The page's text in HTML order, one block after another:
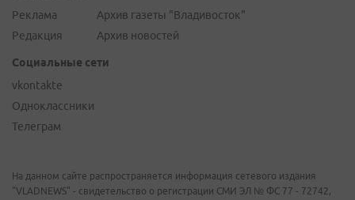
Реклама
Редакция
Архив газеты "Владивосток"
Архив новостей
Социальные сети
vkontakte
Одноклассники
Телеграм
На данном сайте распространяется информация сетевого издания
"VLADNEWS" - свидетельство о регистрации СМИ ЭЛ № ФС 77 - 72742,